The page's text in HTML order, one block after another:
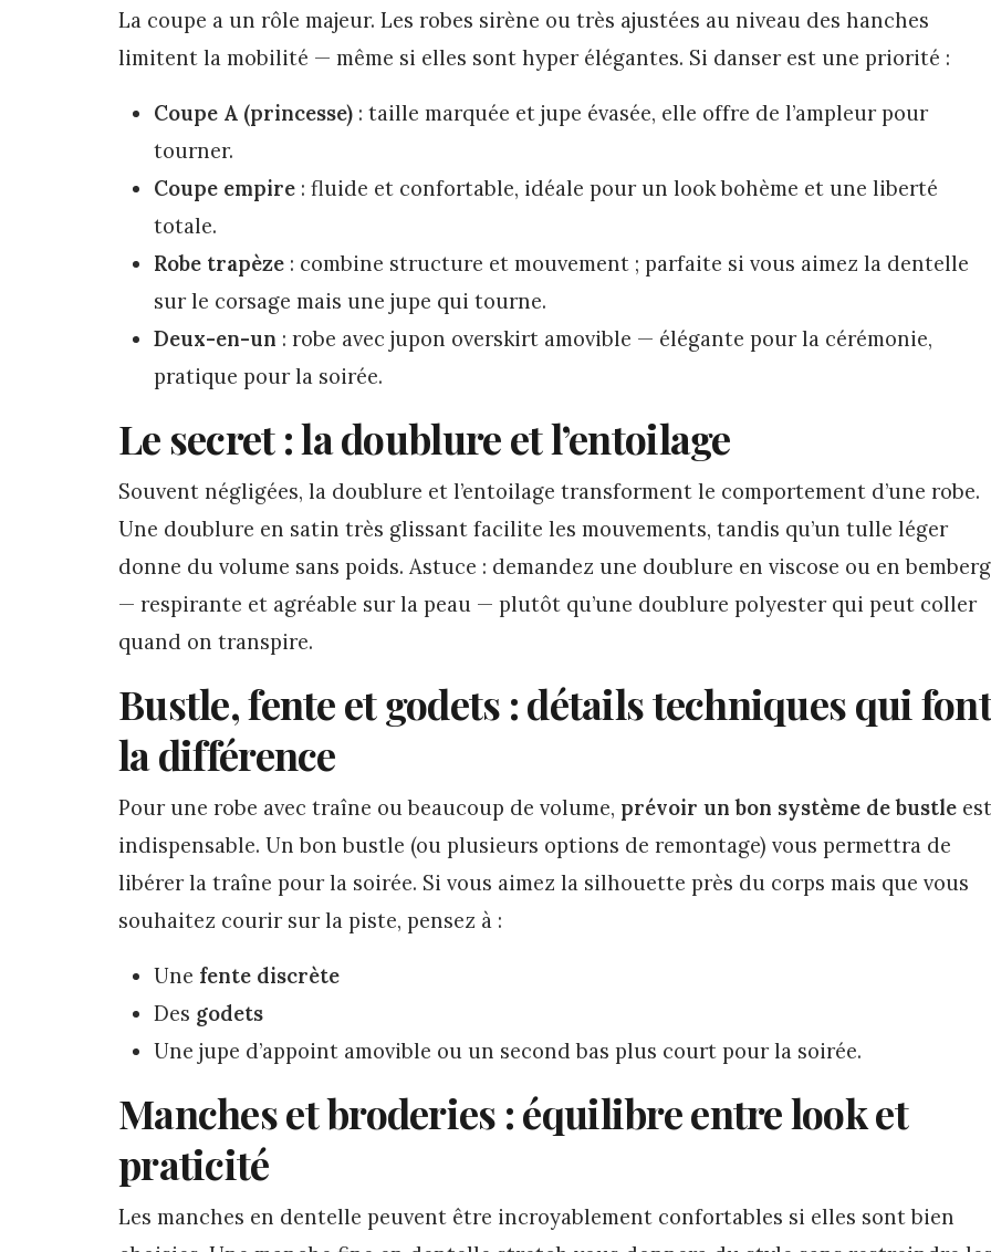
La coupe a un rôle majeur. Les robes sirène ou très ajustées au niveau des hanches
limitent la mobilité — même si elles sont hyper élégantes. Si danser est une priorité :
Coupe A (princesse) : taille marquée et jupe évasée, elle offre de l’ampleur pour
tourner.
Coupe empire : fluide et confortable, idéale pour un look bohème et une liberté
totale.
Robe trapèze : combine structure et mouvement ; parfaite si vous aimez la dentelle
sur le corsage mais une jupe qui tourne.
Deux-en-un : robe avec jupon overskirt amovible — élégante pour la cérémonie,
pratique pour la soirée.
Le secret : la doublure et l’entoilage
Souvent négligées, la doublure et l’entoilage transforment le comportement d’une robe.
Une doublure en satin très glissant facilite les mouvements, tandis qu’un tulle léger
donne du volume sans poids. Astuce : demandez une doublure en viscose ou en bemberg
— respirante et agréable sur la peau — plutôt qu’une doublure polyester qui peut coller
quand on transpire.
Bustle, fente et godets : détails techniques qui font
la différence
Pour une robe avec traîne ou beaucoup de volume, prévoir un bon système de bustle est
indispensable. Un bon bustle (ou plusieurs options de remontage) vous permettra de
libérer la traîne pour la soirée. Si vous aimez la silhouette près du corps mais que vous
souhaitez courir sur la piste, pensez à :
Une fente discrète
Des godets
Une jupe d’appoint amovible ou un second bas plus court pour la soirée.
Manches et broderies : équilibre entre look et
praticité
Les manches en dentelle peuvent être incroyablement confortables si elles sont bien